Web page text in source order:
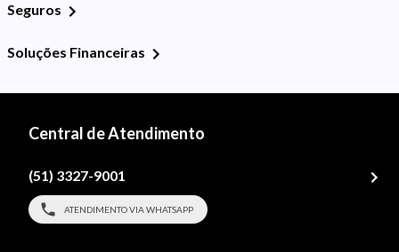
Seguros
Soluções Financeiras
Central de Atendimento
(51) 3327-9001
ATENDIMENTO VIA WHATSAPP